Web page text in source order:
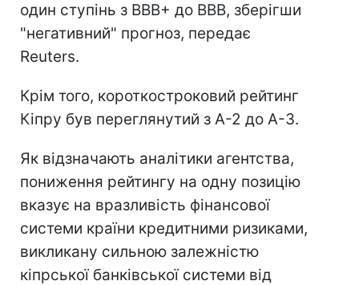
один ступінь з ВВВ+ до ВВВ, зберігши
"негативний" прогноз, передає
Reuters.
Крім того, короткостроковий рейтинг
Кіпру був переглянутий з А-2 до А-3.
Як відзначають аналітики агентства,
пониження рейтингу на одну позицію
вказує на вразливість фінансової
системи країни кредитними ризиками,
викликану сильною залежністю
кіпрської банківської системи від